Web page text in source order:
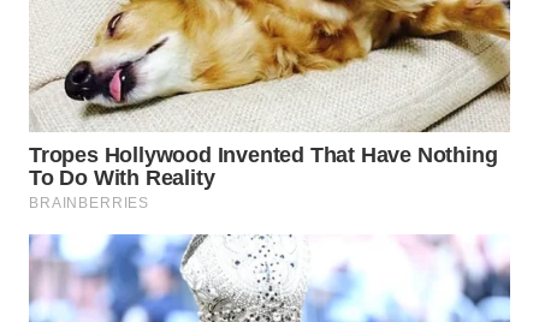
WN
KARAWANG
WN
BEKASI
BOGOR
WN